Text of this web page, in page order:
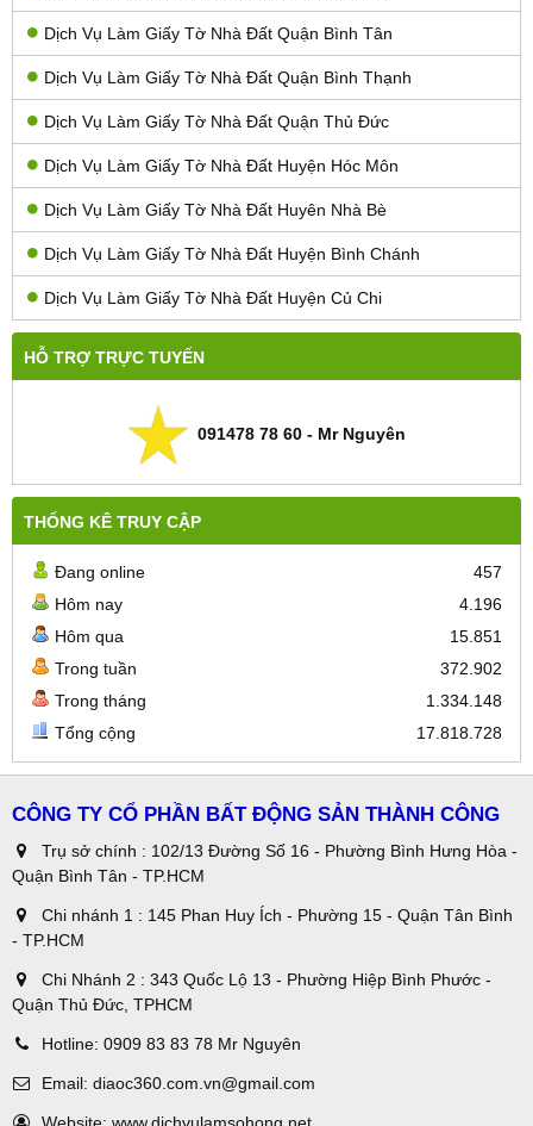
Dịch Vụ Làm Giấy Tờ Nhà Đất Quận Bình Tân
Dịch Vụ Làm Giấy Tờ Nhà Đất Quận Bình Thạnh
Dịch Vụ Làm Giấy Tờ Nhà Đất Quận Thủ Đức
Dịch Vụ Làm Giấy Tờ Nhà Đất Huyện Hóc Môn
Dịch Vụ Làm Giấy Tờ Nhà Đất Huyên Nhà Bè
Dịch Vụ Làm Giấy Tờ Nhà Đất Huyện Bình Chánh
Dịch Vụ Làm Giấy Tờ Nhà Đất Huyện Củ Chi
HỖ TRỢ TRỰC TUYẾN
091478 78 60 - Mr Nguyên
THỐNG KÊ TRUY CẬP
Đang online
457
Hôm nay
4.196
Hôm qua
15.851
Trong tuần
372.902
Trong tháng
1.334.148
Tổng cộng
17.818.728
CÔNG TY CỔ PHẦN BẤT ĐỘNG SẢN THÀNH CÔNG
Trụ sở chính : 102/13 Đường Số 16 - Phường Bình Hưng Hòa -
Quận Bình Tân - TP.HCM
Chi nhánh 1 : 145 Phan Huy Ích - Phường 15 - Quận Tân Bình
- TP.HCM
Chi Nhánh 2 : 343 Quốc Lộ 13 - Phường Hiệp Bình Phước -
Quận Thủ Đức, TPHCM
Hotline: 0909 83 83 78 Mr Nguyên
Email: diaoc360.com.vn@gmail.com
Website: www.dichvulamsohong.net